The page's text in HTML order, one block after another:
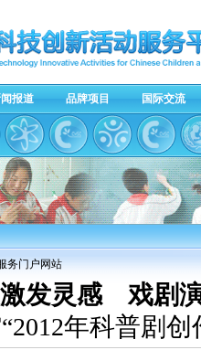
报道 品牌项目 国际交流
务门户网站
发灵感 戏剧
年科普剧